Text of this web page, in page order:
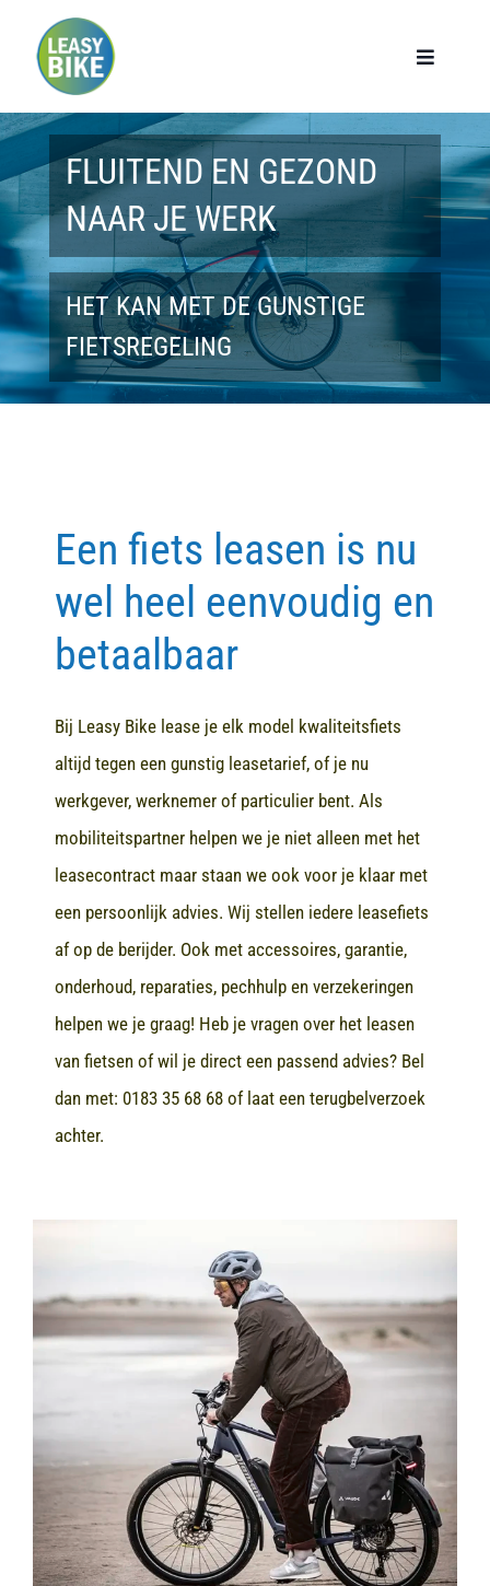
Toggle
Home
Werknemers
Werkgevers
Privé lease
Modellen
Contact
FLUITEND EN GEZOND
NAAR JE WERK
HET KAN MET DE GUNSTIGE
FIETSREGELING
Een fiets leasen is nu
wel heel eenvoudig en
betaalbaar
Bij Leasy Bike lease je elk model kwaliteitsfiets
altijd tegen een gunstig leasetarief, of je nu
werkgever, werknemer of particulier bent. Als
mobiliteitspartner helpen we je niet alleen met het
leasecontract maar staan we ook voor je klaar met
een persoonlijk advies. Wij stellen iedere leasefiets
af op de berijder. Ook met accessoires, garantie,
onderhoud, reparaties, pechhulp en verzekeringen
helpen we je graag! Heb je vragen over het leasen
van fietsen of wil je direct een passend advies? Bel
dan met: 0183 35 68 68of laat een terugbelverzoek
achter.